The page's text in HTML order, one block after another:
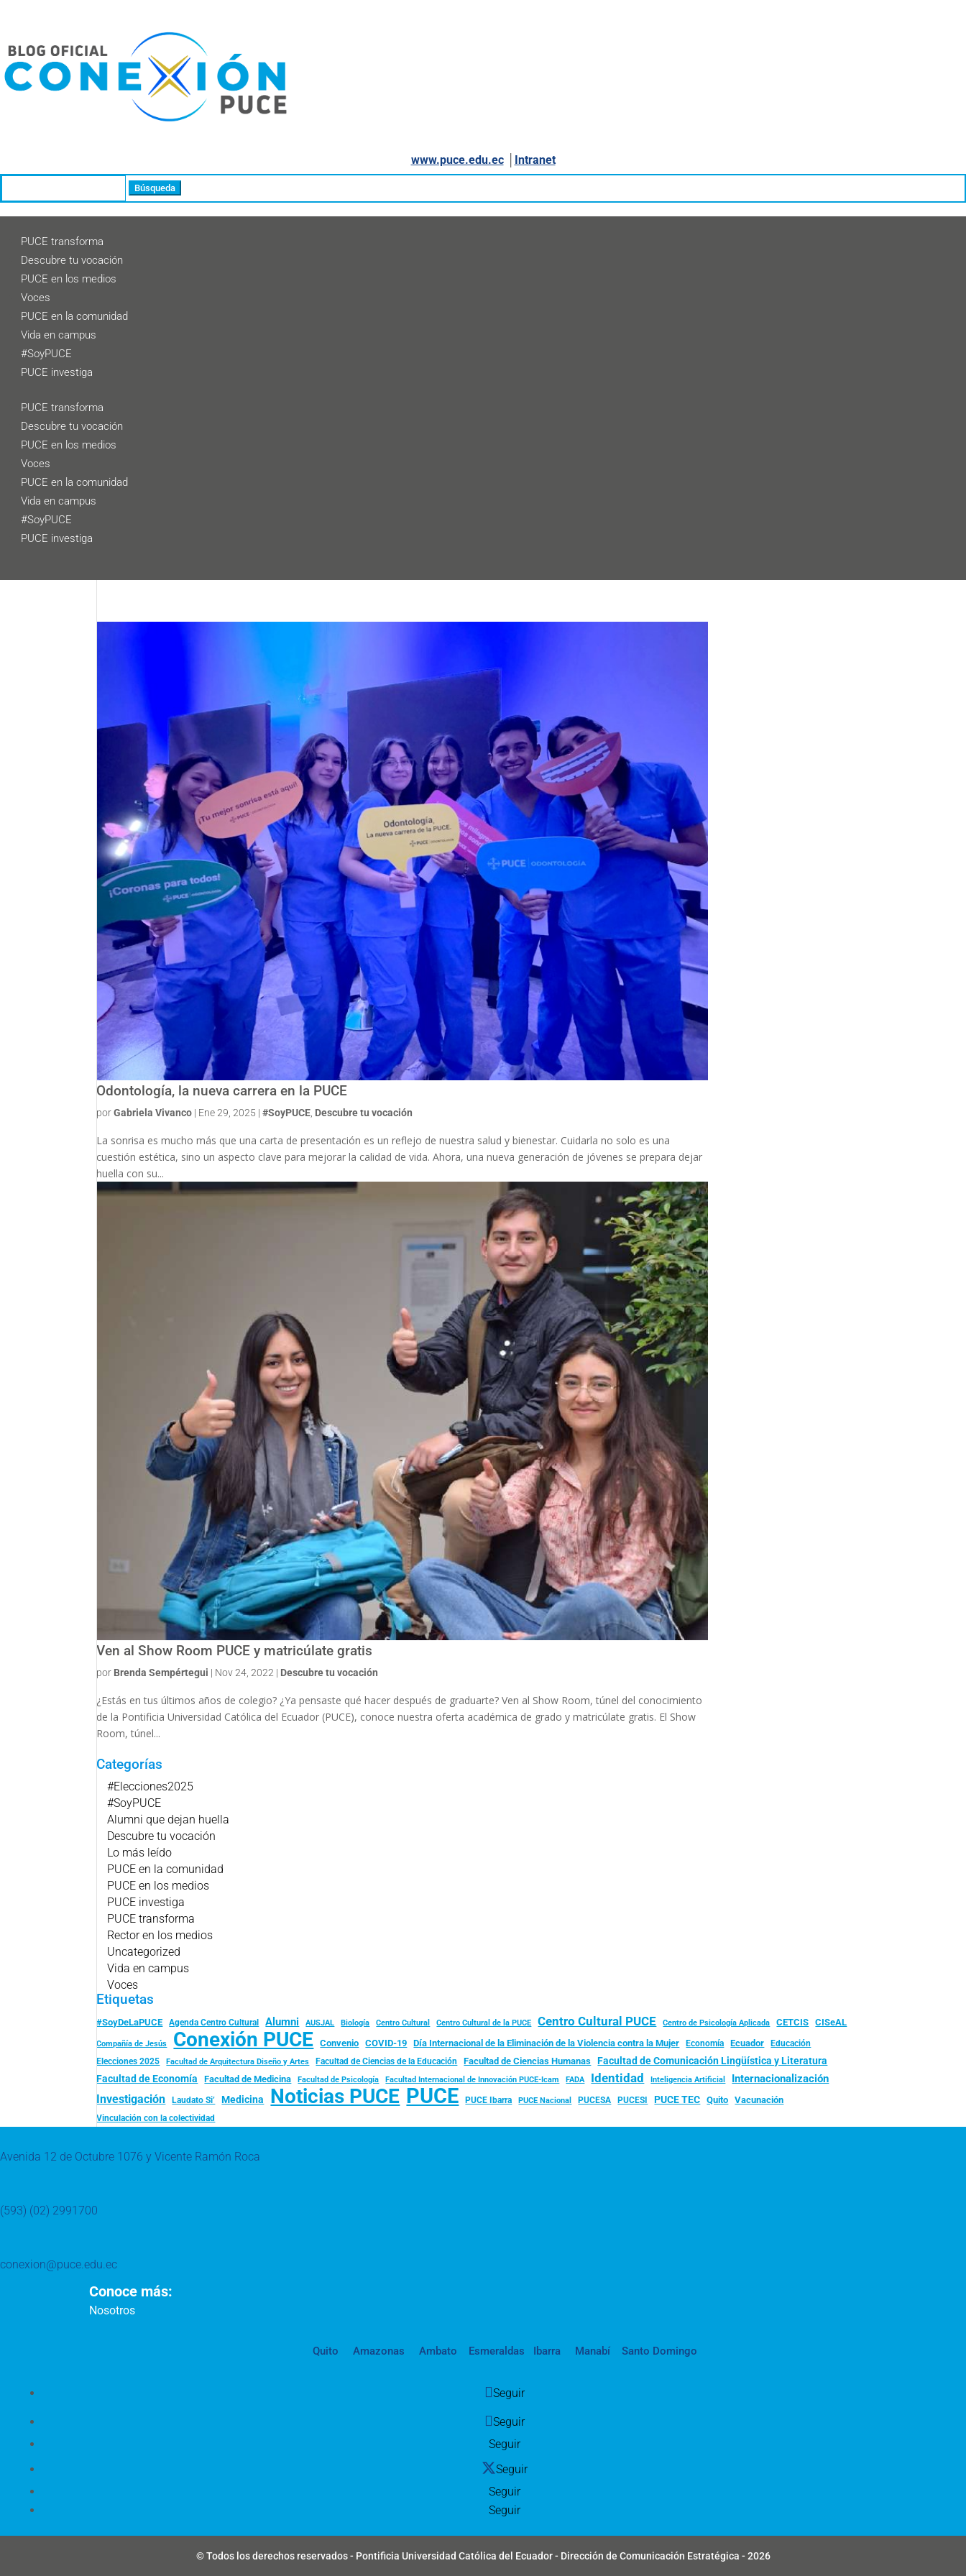
www.puce.edu.ec│ Intranet
PUCE transforma
Descubre tu vocación
PUCE en los medios
Voces
PUCE en la comunidad
Vida en campus
#SoyPUCE
PUCE investiga
PUCE transforma
Descubre tu vocación
PUCE en los medios
Voces
PUCE en la comunidad
Vida en campus
#SoyPUCE
PUCE investiga
Odontología, la nueva carrera en la PUCE
porGabriela Vivanco | Ene 29, 2025 |#SoyPUCE Descubre tu vocación
La sonrisa es mucho más que una carta de presentación es un reflejo de nuestra salud y bienestar. Cuidarla no solo es una
cuestión estética, sino un aspecto clave para mejorar la calidad de vida. Ahora, una nueva generación de jóvenes se prepara dejar
huella con su...
Ven al Show Room PUCE y matricúlate gratis
por Brenda Sempértegui | Nov 24, 2022 | Descubre tu vocación
¿Estás en tus últimos años de colegio? ¿Ya pensaste qué hacer después de graduarte? Ven al Show Room, túnel del conocimiento
de la Pontificia Universidad Católica del Ecuador (PUCE), conoce nuestra oferta académica de grado y matricúlate gratis. El Show
Room, túnel...
Categorías
#Elecciones2025
#SoyPUCE
Alumni que dejan huella
Descubre tu vocación
Lo más leído
PUCE en la comunidad
PUCE en los medios
PUCE investiga
PUCE transforma
Rector en los medios
Uncategorized
Vida en campus
Voces
Etiquetas
#SoyDeLaPUCE Agenda Centro Cultural Alumni AUSJAL Biología Centro Cultural Centro Cultural de la PUCE Centro Cultural PUCE Centro de Psicología Aplicada CETCIS CISeAL
Compañía de Jesús Conexión PUCE Convenio COVID-19 Día Internacional de la Eliminación de la Violencia contra la Mujer Economía Ecuador
Educación
Elecciones 2025
Facultad de Arquitectura Diseño y Artes Facultad de Ciencias de la Educación Facultad de Ciencias Humanas Facultad de Comunicación Lingüística y Literatura
Facultad de Economía Facultad de Medicina Facultad de Psicología Facultad Internacional de Innovación PUCE-Icam FADA Identidad Inteligencia Artificial Internacionalización
Investigación Laudato Si’ Medicina Noticias PUCE PUCE PUCE Ibarra PUCE Nacional PUCESA PUCESI PUCE TEC Quito Vacunación
Vinculación con la colectividad
Avenida 12 de Octubre 1076 y Vicente Ramón Roca
(593) (02) 2991700
conexion@puce.edu.ec
Conoce más:
Nosotros
Quito Amazonas Ambato Esmeraldas Ibarra Manabí Santo Domingo
Seguir
Seguir
Seguir
Seguir
Seguir
Seguir
© Todos los derechos reservados - Pontificia Universidad Católica del Ecuador - Dirección de Comunicación Estratégica - 2026